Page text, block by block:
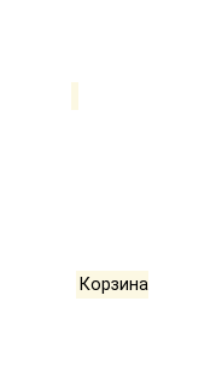
Корзина